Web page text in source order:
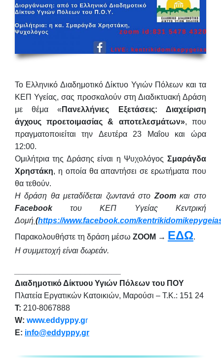
Το Ελληνικό Διαδημοτικό Δίκτυο Υγιών Πόλεων και τα
ΚΕΠ Υγείας, σας προσκαλούν στη Διαδικτυακή Δράση
με θέμα« Πανελλήνιες Εξετάσεις: Διαχείριση
άγχους προετοιμασίας & αποτελεσμάτων», που
πραγματοποιείται την Δευτέρα 23 Μαΐου και ώρα
12:00.
Ομιλήτρια της Δράσης είναι η Ψυχολόγος Σμαράγδα
Χρηστάκη, η οποία θα απαντήσει σε ερωτήματα που
θα τεθούν.
Η δράση θα μεταδίδεται ζωντανά στο Zoom και στο
Facebookτου ΚΕΠ Υγείας Κεντρική
Δομή (https://www.facebook.com/
Παρακολουθήστε τη δράση μέσω ZOOM → ΕΔΩ.
Η συμμετοχή είναι δωρεάν.
Διαδημοτικό Δίκτυου Υγιών Πόλεων του ΠΟΥ
Πλατεία Εργατικών Κατοικιών, Μαρούσι – Τ.Κ.: 151 24
T: 210-8067888
W: www.eddyppy.gr
E: info@eddyppy.gr